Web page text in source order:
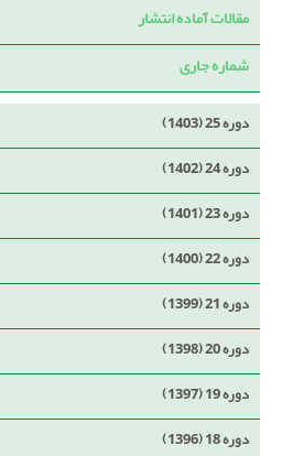
مقالات آماده انتشار
شماره جاری
دوره 25 (1403)
دوره 24 (1402)
دوره 23 (1401)
دوره 22 (1400)
دوره 21 (1399)
دوره 20 (1398)
دوره 19 (1397)
دوره 18 (1396)